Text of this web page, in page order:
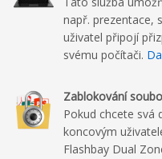
např. prezentace,
uživatel připojí
svému počítači.
Zablokování
Pokud chcete svá
koncovým
Flashbay Dual